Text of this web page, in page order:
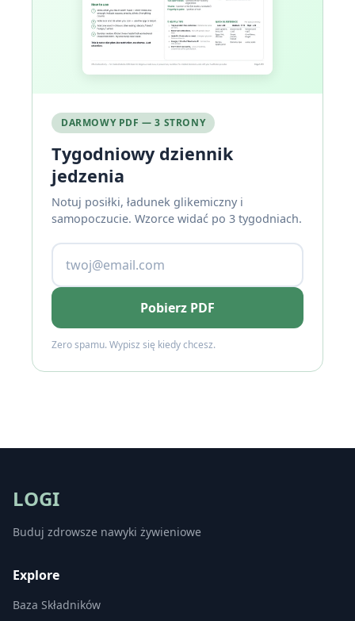
DARMOWY PDF — 3 STRONY
Tygodniowy dziennik
jedzenia
Notuj posiłki, ładunek glikemiczny i
samopoczucie. Wzorce widać po 3 tygodniach.
Pobierz PDF
Zero spamu. Wypisz się kiedy chcesz.
LOGI
Buduj zdrowsze nawyki żywieniowe
Explore
Baza Składników